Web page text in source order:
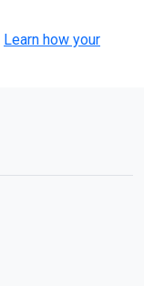
Learn how your